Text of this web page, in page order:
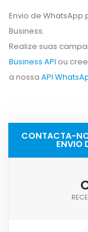
Envio de WhatsApp
Business.
Realize suas
Business API ou
a nossa API
CONTACTA-
ENVIO